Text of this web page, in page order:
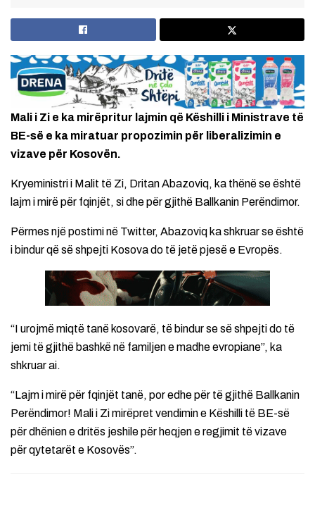
Mali i Zi e ka mirëpritur lajmin që Këshilli i Ministrave të
BE-së e ka miratuar propozimin për liberalizimin e
vizave për Kosovën.
Kryeministri i Malit të Zi, Dritan Abazoviq, ka thënë se është
lajm i mirë për fqinjët, si dhe për gjithë Ballkanin Perëndimor.
Përmes një postimi në Twitter, Abazoviq ka shkruar se është
i bindur që së shpejti Kosova do të jetë pjesë e Evropës.
“I urojmë miqtë tanë kosovarë, të bindur se së shpejti do të
jemi të gjithë bashkë në familjen e madhe evropiane”, ka
shkruar ai.
“Lajm i mirë për fqinjët tanë, por edhe për të gjithë Ballkanin
Perëndimor! Mali i Zi mirëpret vendimin e Këshilli të BE-së
për dhënien e dritës jeshile për heqjen e regjimit të vizave
për qytetarët e Kosovës”.